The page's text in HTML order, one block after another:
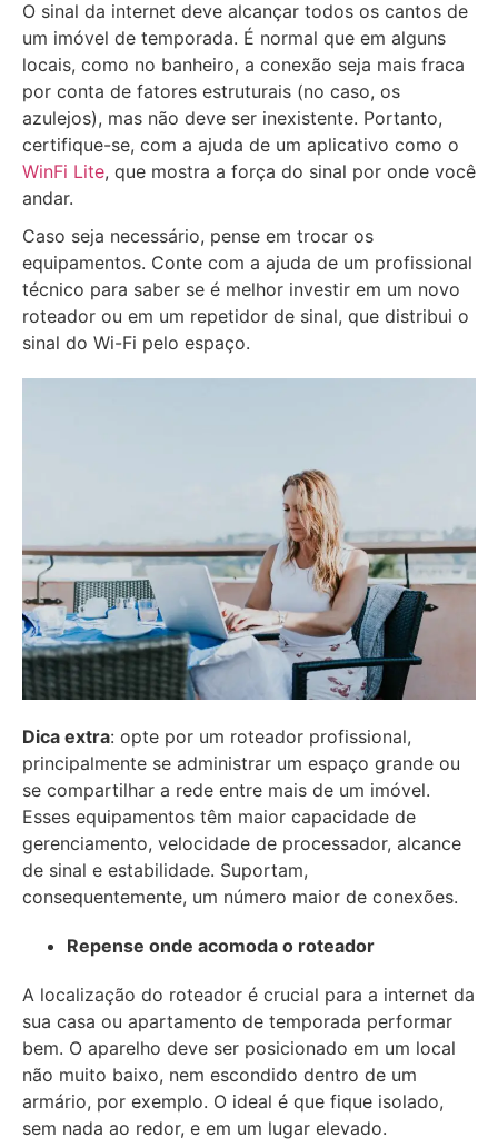
O sinal da internet deve alcançar todos os cantos de
um imóvel de temporada. É normal que em alguns
locais, como no banheiro, a conexão seja mais fraca
por conta de fatores estruturais (no caso, os
azulejos), mas não deve ser inexistente. Portanto,
certifique-se, com a ajuda de um aplicativo como o
WinFi Lite, que mostra a força do sinal por onde você
andar.
Caso seja necessário, pense em trocar os
equipamentos. Conte com a ajuda de um profissional
técnico para saber se é melhor investir em um novo
roteador ou em um repetidor de sinal, que distribui o
sinal do Wi-Fi pelo espaço.
Dica extra: opte por um roteador profissional,
principalmente se administrar um espaço grande ou
se compartilhar a rede entre mais de um imóvel.
Esses equipamentos têm maior capacidade de
gerenciamento, velocidade de processador, alcance
de sinal e estabilidade. Suportam,
consequentemente, um número maior de conexões.
Repense onde acomoda o roteador
A localização do roteador é crucial para a internet da
sua casa ou apartamento de temporada performar
bem. O aparelho deve ser posicionado em um local
não muito baixo, nem escondido dentro de um
armário, por exemplo. O ideal é que fique isolado,
sem nada ao redor, e em um lugar elevado.